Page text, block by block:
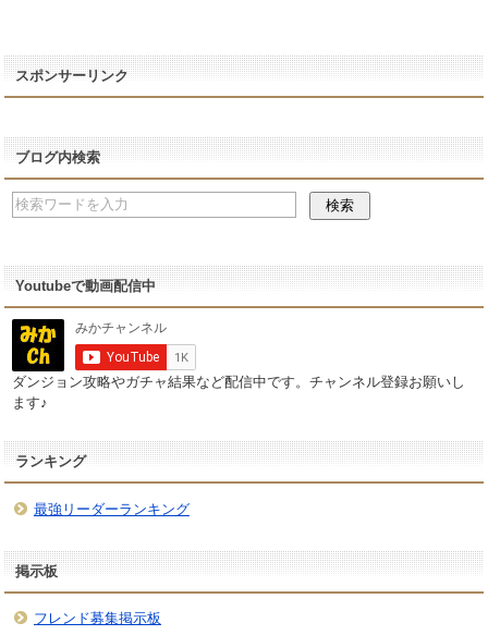
スポンサーリンク
ブログ内検索
Youtubeで動画配信中
ダンジョン攻略やガチャ結果など配信中です。チャンネル登録お願いし
ます♪
ランキング
最強リーダーランキング
掲示板
フレンド募集掲示板